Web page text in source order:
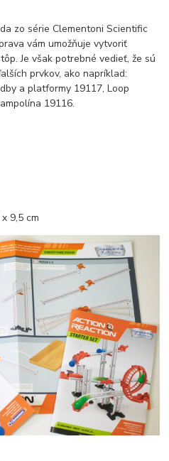
hračky
postavičky
L.O.L. OMG L.O.L. OMG Bábiky
zo série Clementoni Scientific
vám umožňuje vytvoriť
Je však potrebné vedieť, že sú
prvkov, ako napríklad:
a platformy 19117, Loop
19116.
9,5 cm